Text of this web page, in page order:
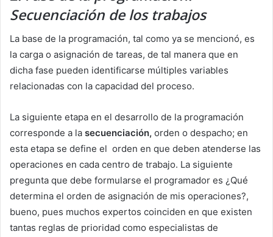
Secuenciación de los trabajos
La base de la programación, tal como ya se mencionó, es
la carga o asignación de tareas, de tal manera que en
dicha fase pueden identificarse múltiples variables
relacionadas con la capacidad del proceso.
La siguiente etapa en el desarrollo de la programación
corresponde a la secuenciación, orden o despacho; en
esta etapa se define el orden en que deben atenderse las
operaciones en cada centro de trabajo. La siguiente
pregunta que debe formularse el programador es ¿Qué
determina el orden de asignación de mis operaciones?,
bueno, pues muchos expertos coinciden en que existen
tantas reglas de prioridad como especialistas de